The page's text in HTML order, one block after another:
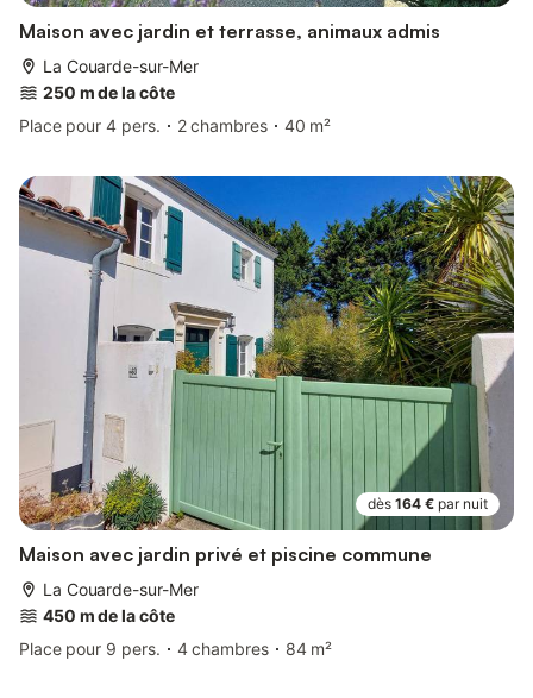
Maison avec jardin et terrasse, animaux admis
La Couarde-sur-Mer
250 m de la côte
Place pour 4 pers.
2 chambres 40 m²
dès 164 € par nuit
Maison avec jardin privé et piscine commune
La Couarde-sur-Mer
450 m de la côte
Place pour 9 pers.
4 chambres 84 m²